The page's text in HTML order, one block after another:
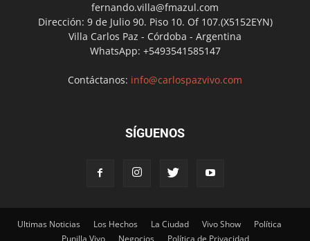
fernando.villa@fmazul.com
Dirección: 9 de Julio 90. Piso 10. Of 107.(X5152EYN)
Villa Carlos Paz - Córdoba - Argentina
WhatsApp: +5493541585147
Contáctanos: info@carlospazvivo.com
SÍGUENOS
Ultimas Noticias Los Hechos La Ciudad Vivo Show
Política
Punilla Vivo
Negocios Política de Privacidad